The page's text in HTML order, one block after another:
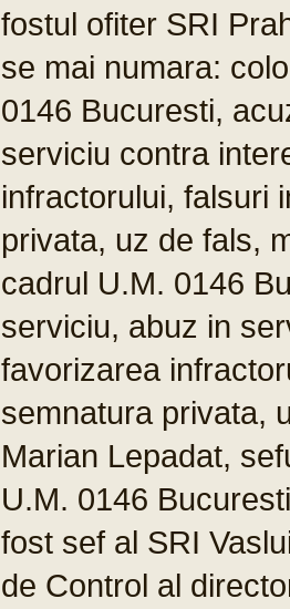
fostul ofiter SRI
se mai numara:
0146 Bucuresti,
serviciu contra
infractorului, falsuri
privata, uz de fals,
cadrul U.M. 0146
serviciu, abuz in
favorizarea
semnatura privata,
Marian Lepadat,
U.M. 0146
fost sef al SRI
de Control al